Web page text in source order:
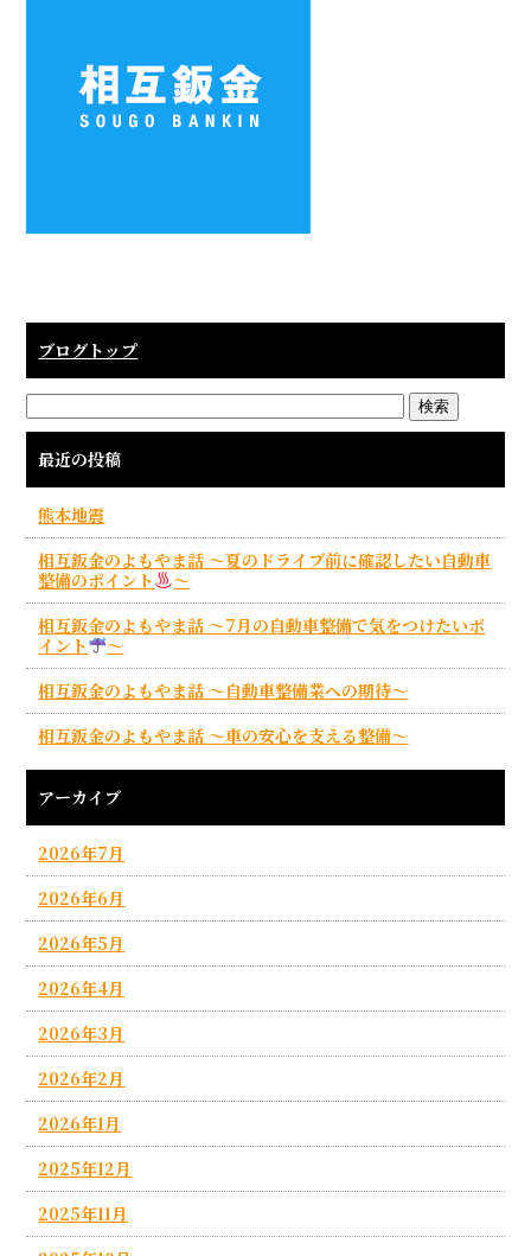
ブログトップ
最近の投稿
熊本地震
相互鈑金のよもやま話 ～夏のドライブ前に確認したい自動車
整備のポイント
～
相互鈑金のよもやま話 ～7月の自動車整備で気をつけたいポ
イント
～
相互鈑金のよもやま話 ～自動車整備業への期待～
相互鈑金のよもやま話 ～車の安心を支える整備～
アーカイブ
2026年7月
2026年6月
2026年5月
2026年4月
2026年3月
2026年2月
2026年1月
2025年12月
2025年11月